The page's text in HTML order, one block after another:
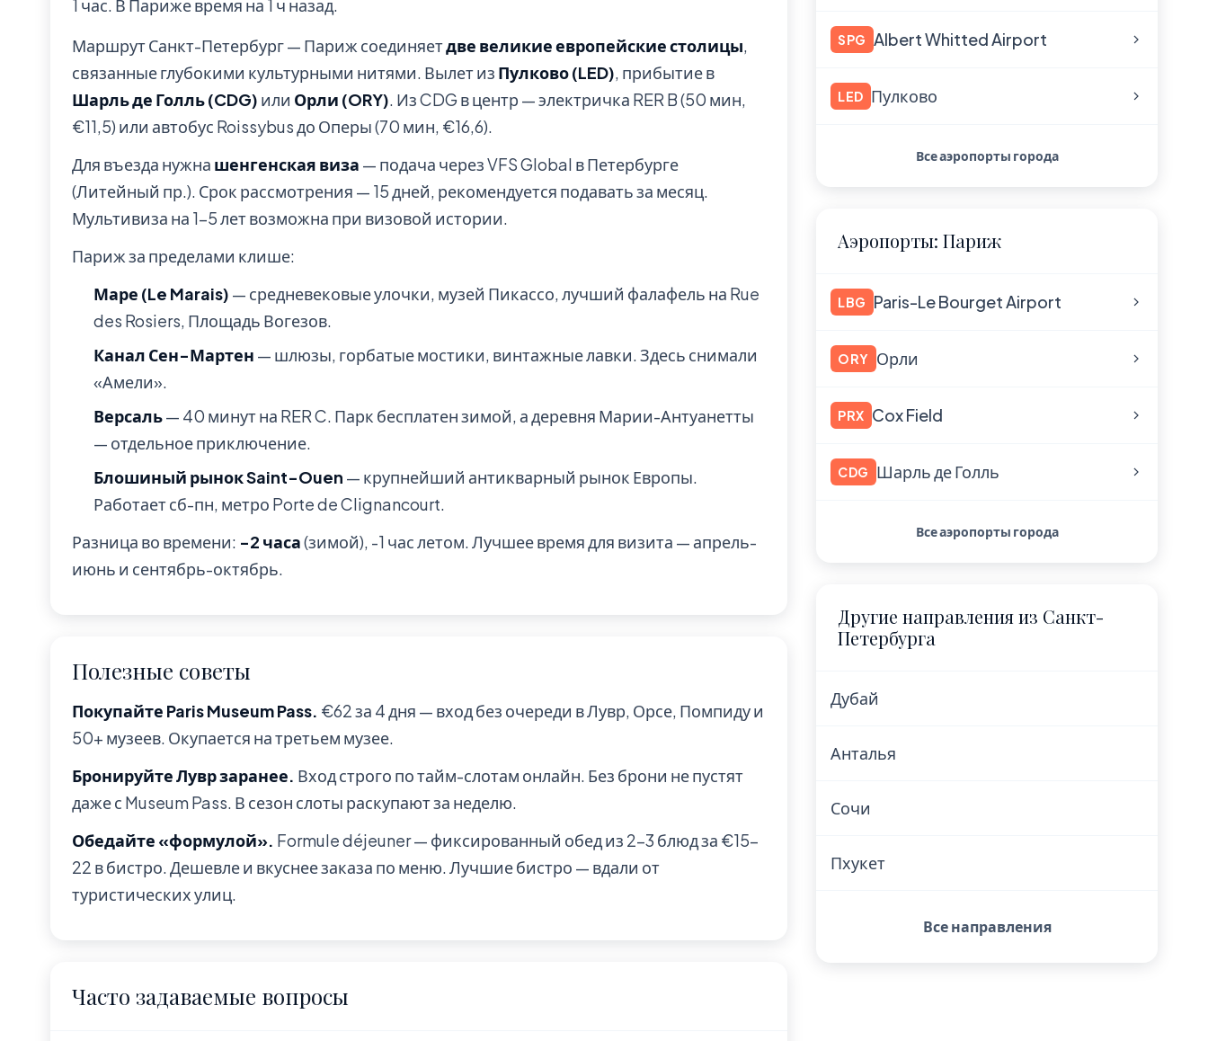
1 час. В Париже время на 1 ч назад.
Маршрут Санкт-Петербург — Париж соединяетдве великие европейские столицы,
связанные глубокими культурными нитями. Вылет из Пулково (LED), прибытие в
Шарль де Голль (CDG) или Орли (ORY). Из CDG в центр — электричка RER B (50 мин,
€11,5) или автобус Roissybus до Оперы (70 мин, €16,6).
Для въезда нужна шенгенская виза — подача через VFS Global в Петербурге
(Литейный пр.). Срок рассмотрения — 15 дней, рекомендуется подавать за месяц.
Мультивиза на 1-5 лет возможна при визовой истории.
Париж за пределами клише:
Маре (Le Marais) — средневековые улочки, музей Пикассо, лучший фалафель на Rue
des Rosiers, Площадь Вогезов.
Канал Сен-Мартен — шлюзы, горбатые мостики, винтажные лавки. Здесь снимали
«Амели».
Версаль— 40 минут на RER C. Парк бесплатен зимой, а деревня Марии-Антуанетты
— отдельное приключение.
Блошиный рынок Saint-Ouen — крупнейший антикварный рынок Европы.
Работает сб-пн, метро Porte de Clignancourt.
Разница во времени: -2 часа(зимой), -1 час летом. Лучшее время для визита — апрель-
июнь и сентябрь-октябрь.
Полезные советы
Покупайте Paris Museum Pass. €62 за 4 дня — вход без очереди в Лувр, Орсе, Помпиду и
50+ музеев. Окупается на третьем музее.
Бронируйте Лувр заранее. Вход строго по тайм-слотам онлайн. Без брони не пустят
даже с Museum Pass. В сезон слоты раскупают за неделю.
Обедайте «формулой». Formule déjeuner — фиксированный обед из 2-3 блюд за €15-
22 в бистро. Дешевле и вкуснее заказа по меню. Лучшие бистро — вдали от
туристических улиц.
Часто задаваемые вопросы
SPG Albert Whitted Airport
LED Пулково
Все аэропорты города
Аэропорты: Париж
LBG Paris-Le Bourget Airport
ORY Орли
PRX Cox Field
CDG Шарль де Голль
Все аэропорты города
Другие направления из Санкт-
Петербурга
Дубай
Анталья
Сочи
Пхукет
Все направления